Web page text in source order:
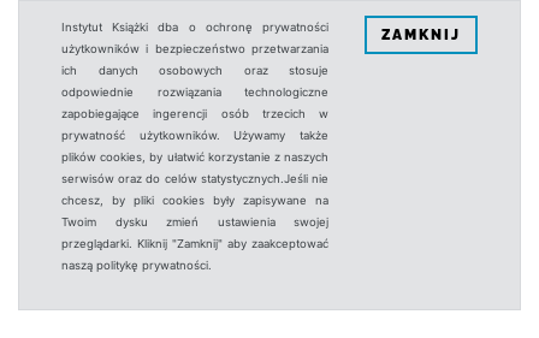
Instytut Książki dba o ochronę prywatności
użytkowników i bezpieczeństwo przetwarzania
ich danych osobowych oraz stosuje
odpowiednie rozwiązania technologiczne
zapobiegające ingerencji osób trzecich w
prywatność użytkowników. Używamy także
plików cookies, by ułatwić korzystanie z naszych
serwisów oraz do celów statystycznych.Jeśli nie
chcesz, by pliki cookies były zapisywane na
Twoim dysku zmień ustawienia swojej
przeglądarki. Kliknij "Zamknij" aby zaakceptować
naszą politykę prywatności.
ZAMKNIJ